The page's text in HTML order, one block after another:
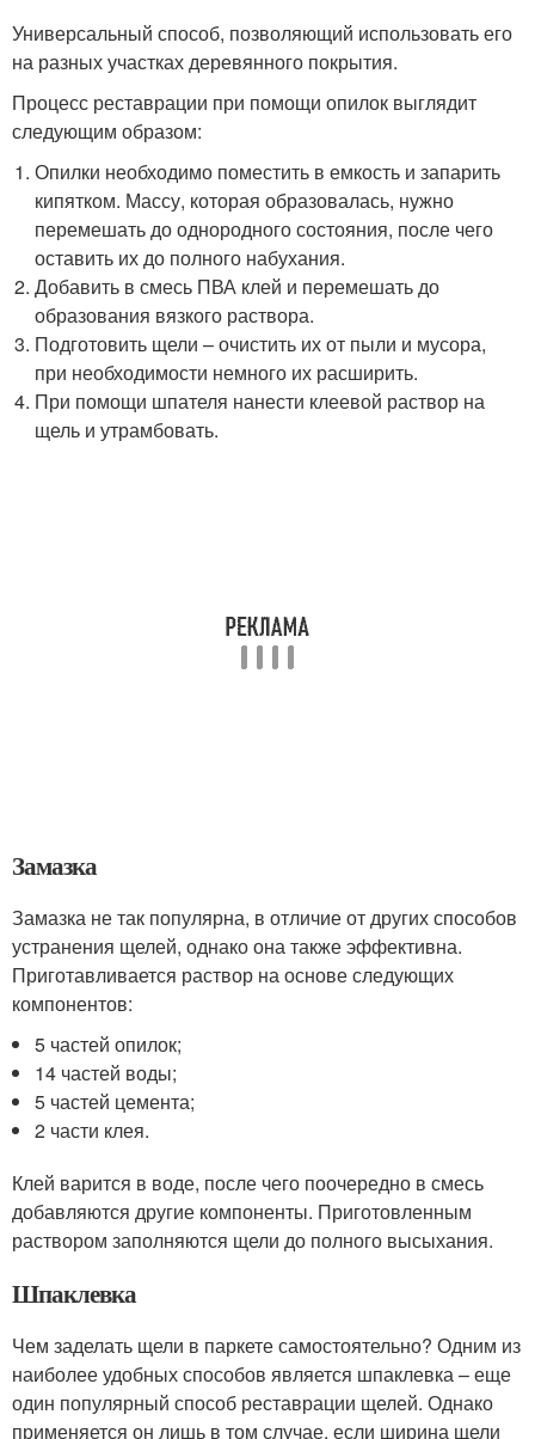
Универсальный способ, позволяющий использовать его
на разных участках деревянного покрытия.
Процесс реставрации при помощи опилок выглядит
следующим образом:
Опилки необходимо поместить в емкость и запарить
кипятком. Массу, которая образовалась, нужно
перемешать до однородного состояния, после чего
оставить их до полного набухания.
Добавить в смесь ПВА клей и перемешать до
образования вязкого раствора.
Подготовить щели – очистить их от пыли и мусора,
при необходимости немного их расширить.
При помощи шпателя нанести клеевой раствор на
щель и утрамбовать.
Замазка
Замазка не так популярна, в отличие от других способов
устранения щелей, однако она также эффективна.
Приготавливается раствор на основе следующих
компонентов:
5 частей опилок;
14 частей воды;
5 частей цемента;
2 части клея.
Клей варится в воде, после чего поочередно в смесь
добавляются другие компоненты. Приготовленным
раствором заполняются щели до полного высыхания.
Шпаклевка
Чем заделать щели в паркете самостоятельно? Одним из
наиболее удобных способов является шпаклевка – еще
один популярный способ реставрации щелей. Однако
применяется он лишь в том случае, если ширина щели